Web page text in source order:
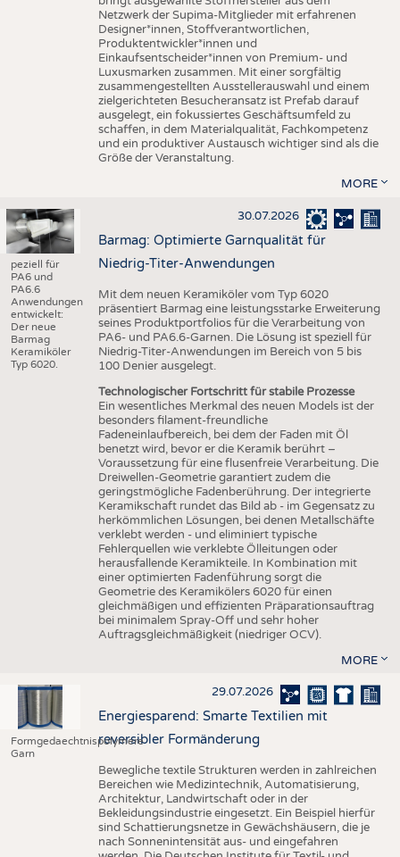
Netzwerk der Supima-Mitglieder mit erfahrenen
Designer*innen, Stoffverantwortlichen,
Produktentwickler*innen und
Einkaufsentscheider*innen von Premium- und
Luxusmarken zusammen. Mit einer sorgfältig
zusammengestellten Ausstellerauswahl und einem
zielgerichteten Besucheransatz ist Prefab darauf
ausgelegt, ein fokussiertes Geschäftsumfeld zu
schaffen, in dem Materialqualität, Fachkompetenz
und ein produktiver Austausch wichtiger sind als die
Größe der Veranstaltung.
MORE
peziell für
PA6 und
PA6.6
Anwendungen
entwickelt:
Der neue
Barmag
Keramiköler
Typ 6020.
30.07.2026
Barmag: Optimierte Garnqualität für
Niedrig-Titer-Anwendungen
Mit dem neuen Keramiköler vom Typ 6020
präsentiert Barmag eine leistungsstarke Erweiterung
seines Produktportfolios für die Verarbeitung von
PA6- und PA6.6-Garnen. Die Lösung ist speziell für
Niedrig-Titer-Anwendungen im Bereich von 5 bis
100 Denier ausgelegt.
Technologischer Fortschritt für stabile Prozesse
Ein wesentliches Merkmal des neuen Models ist der
besonders filament-freundliche
Fadeneinlaufbereich, bei dem der Faden mit Öl
benetzt wird, bevor er die Keramik berührt –
Voraussetzung für eine flusenfreie Verarbeitung. Die
Dreiwellen-Geometrie garantiert zudem die
geringstmögliche Fadenberührung. Der integrierte
Keramikschaft rundet das Bild ab - im Gegensatz zu
herkömmlichen Lösungen, bei denen Metallschäfte
verklebt werden - und eliminiert typische
Fehlerquellen wie verklebte Ölleitungen oder
herausfallende Keramikteile. In Kombination mit
einer optimierten Fadenführung sorgt die
Geometrie des Keramikölers 6020 für einen
gleichmäßigen und effizienten Präparationsauftrag
bei minimalem Spray-Off und sehr hoher
Auftragsgleichmäßigkeit (niedriger OCV).
MORE
Formgedaechtnispolymere
Garn
29.07.2026
Energiesparend: Smarte Textilien mit
reversibler Formänderung
Bewegliche textile Strukturen werden in zahlreichen
Bereichen wie Medizintechnik, Automatisierung,
Architektur, Landwirtschaft oder in der
Bekleidungsindustrie eingesetzt. Ein Beispiel hierfür
sind Schattierungsnetze in Gewächshäusern, die je
nach Sonnenintensität aus- und eingefahren